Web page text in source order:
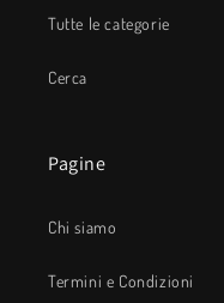
Tutte le categorie
Cerca
Pagine
Chi siamo
Termini e Condizioni